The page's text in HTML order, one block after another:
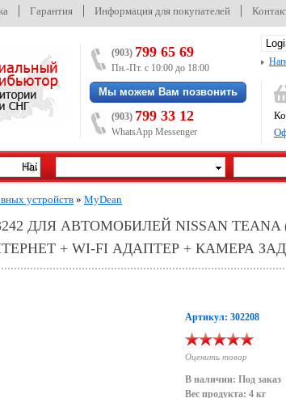
Гарантия Информация для покупателей
(903) 799 65 69
Пн.-Пт. с 10:00 до 18:00
Мы можем Вам позвонить
(903) 799 33 12
WhatsApp Messenger
устройств» MyDean
ДЛЯ АВТОМОБИЛЕЙ NISSAN TEANA
+ WI-FI АДАПТЕР + КАМЕРА
Артикул: 302208
Оценить товар
В наличии: Под заказ
Вес продукта: 4 кг